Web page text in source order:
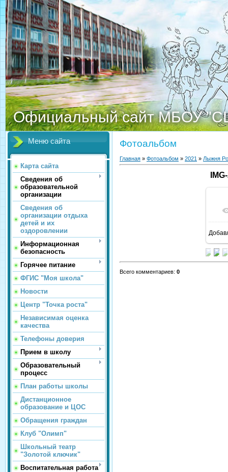
Официальный сайт МБОУ
Меню сайта
Карта сайта
Сведения об
образовательной
организации
Сведения об
организации отдыха
детей и их
оздоровлении
Информационная
безопасность
Горячее питание
ФГИС "Моя школа"
Новости
Центр "Точка роста"
Независимая оценка
качества
Телефоны доверия
Прием в школу
Образовательный
процесс
План работы школы
Дистанционное
образование и ЦОС
Обращения граждан
Клуб "Олимп"
Школьный театр
"Золотой ключик"
Воспитательная работа
Фотоальбом
Главная » Фотоальбом » 2021 » Лыжня
Всего комментариев: 0